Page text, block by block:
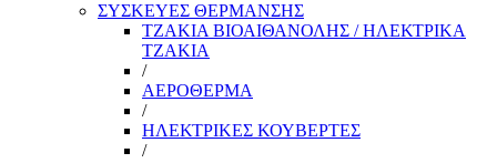
ΣΥΣΚΕΥΕΣ ΘΕΡΜΑΝΣΗΣ
ΤΖΑΚΙΑ ΒΙΟΑΙΘΑΝΟΛΗΣ / ΗΛΕΚΤΡΙΚΑ
ΤΖΑΚΙΑ
/
ΑΕΡΟΘΕΡΜΑ
/
ΗΛΕΚΤΡΙΚΕΣ ΚΟΥΒΕΡΤΕΣ
/